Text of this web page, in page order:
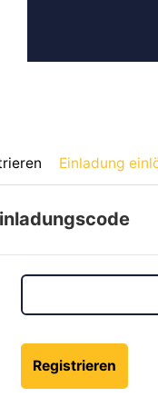
Einladung
Registrieren